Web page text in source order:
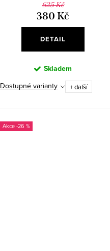
625 Kč
380 Kč
DETAIL
Skladem
Dostupné varianty + další
-26 %